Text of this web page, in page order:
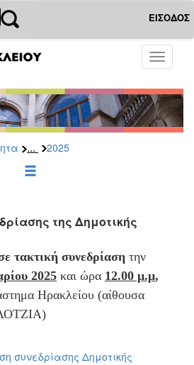
ΕΙΣΟΔΟΣ
Toggle
... 2025
της Δημοτικής
τακτική συνεδρίαση την
2025 και ώρα 12.00 μ.μ,
Ηρακλείου (αίθουσα
συνεδρίασης Δημοτικής